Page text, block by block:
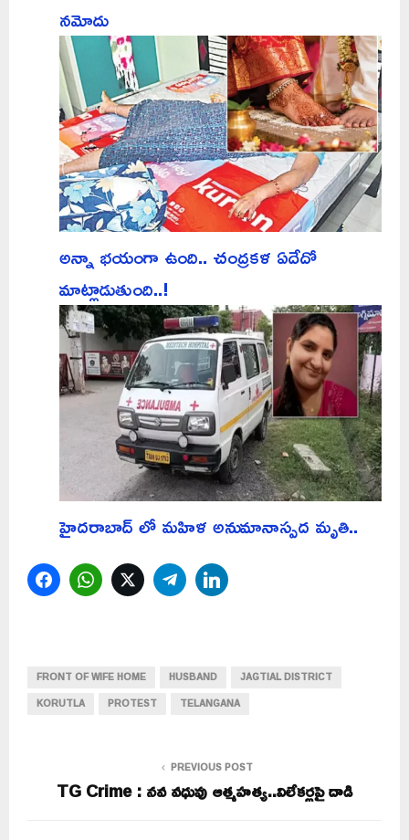
నమోదు
అన్నా భయంగా ఉంది.. చంద్రకళ ఏదేదో
మాట్లాడుతుంది..!
హైదరాబాద్ లో మహిళ అనుమానాస్పద మృతి..
FacebookWhatsAppTwitterTelegram
FRONT OF WIFE HOME HUSBAND
JAGTIAL DISTRICT
KORUTLA
PROTEST TELANGANA
PREVIOUS POST
TG Crime : నవ వధువు ఆత్మహత్య..విలేకర్లపై దాడి